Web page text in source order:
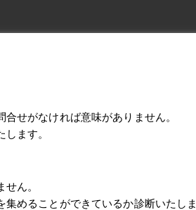
せがなければ意味がありません。
ます。
ん。
めることができているか診断いたしま